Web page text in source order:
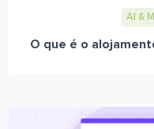
AI &
O que é o